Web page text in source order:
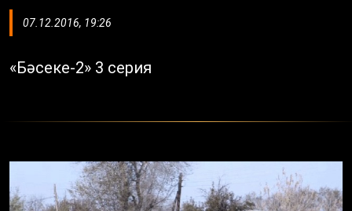
07.12.2016, 19:26
«Бәсеке-2» 3 серия